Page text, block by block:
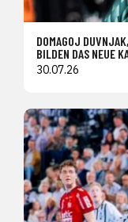
DOMAGOJ
BILDEN DAS NEUE
30.07.26